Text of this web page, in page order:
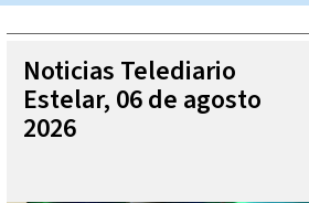
Noticias Telediario
Estelar, 06 de agosto
2026